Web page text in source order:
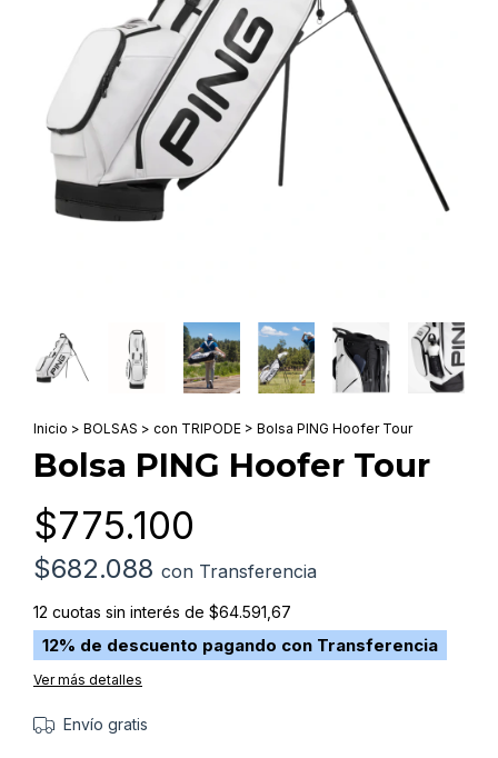
Inicio > BOLSAS > con TRIPODE > Bolsa PING Hoofer Tour
Bolsa PING Hoofer Tour
$775.100
$682.088 con Transferencia
12 cuotas sin interés de $64.591,67
12% de descuento pagando con Transferencia
Ver más detalles
Envío gratis